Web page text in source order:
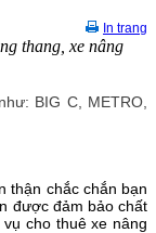
In trang
thang, xe nâng
BIG C, METRO,
thận chắc chắn bạn
được đảm bảo chất
cho thuê xe nâng